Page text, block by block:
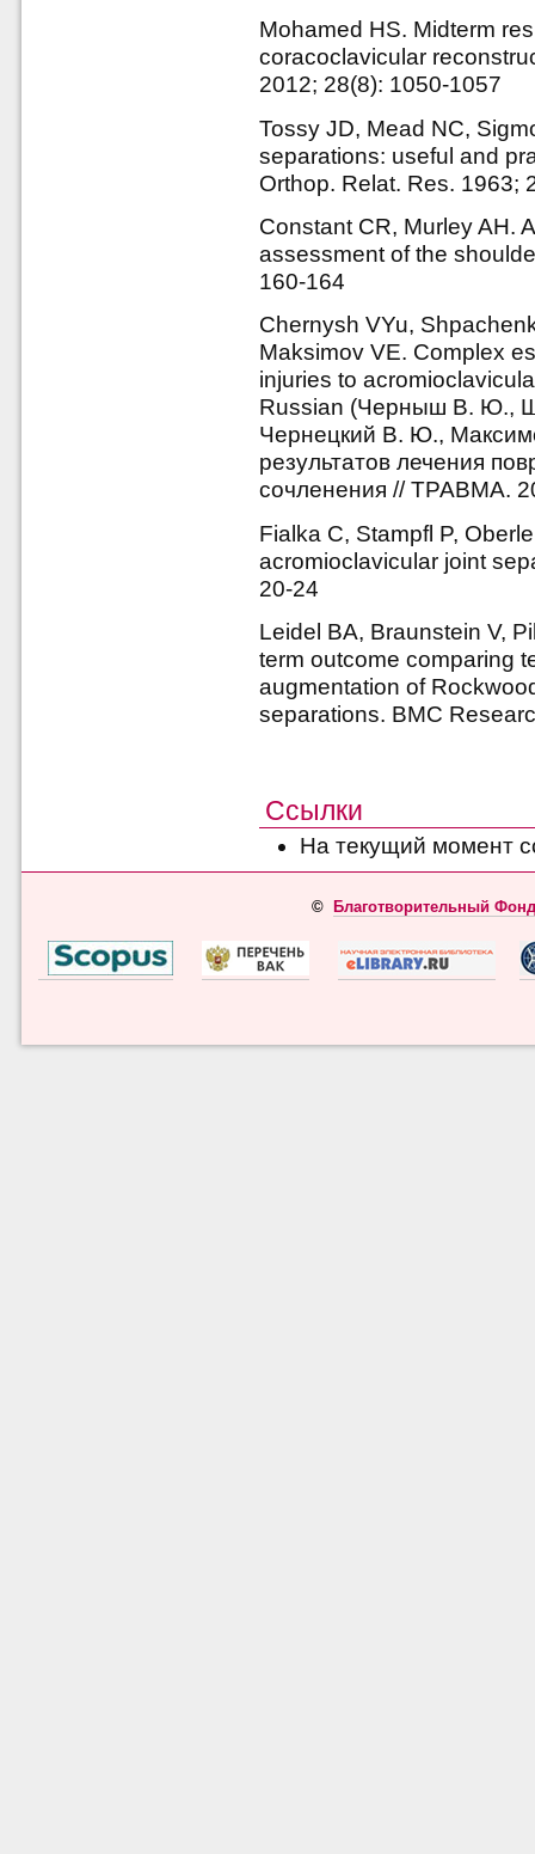
Mohamed HS. Midterm
coracoclavicular
2012; 28(8): 1050-1057
Tossy JD, Mead NC,
separations: useful and
Orthop. Relat. Res. 1963;
Constant CR, Murley AH.
assessment of the
160-164
Chernysh VYu,
Maksimov VE. Complex
injuries to
Russian (Черныш В. Ю.,
Чернецкий В. Ю.,
результатов лечения
сочленения // ТРАВМА.
Fialka C, Stampfl P,
acromioclavicular joint
20-24
Leidel BA, Braunstein V,
term outcome comparing
augmentation of
separations. BMC
Ссылки
На текущий момент
© Благотворительный